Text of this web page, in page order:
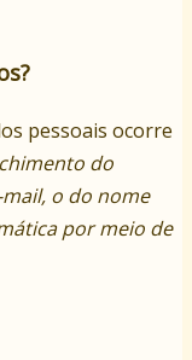
pessoais ocorre
do
o do nome
por meio de